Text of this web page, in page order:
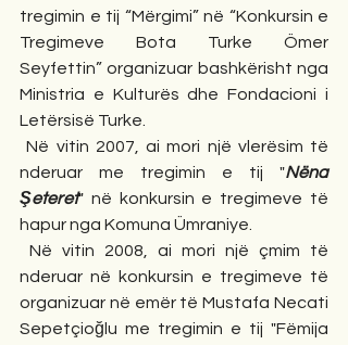
tregimin e tij “Mërgimi” në “Konkursin e
Tregimeve Bota Turke Ömer
Seyfettin” organizuar bashkërisht nga
Ministria e Kulturës dhe Fondacioni i
Letërsisë Turke.
Në vitin 2007, ai mori një vlerësim të
nderuar me tregimin e tij "Nëna
Şeteret" në konkursin e tregimeve të
hapur nga Komuna Ümraniye.
Në vitin 2008, ai mori një çmim të
nderuar në konkursin e tregimeve të
organizuar në emër të Mustafa Necati
Sepetçioğlu me tregimin e tij "Fëmija